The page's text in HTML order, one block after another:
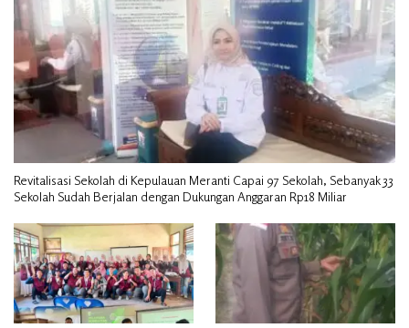
Revitalisasi Sekolah di Kepulauan Meranti Capai 97 Sekolah, Sebanyak 33
Sekolah Sudah Berjalan dengan Dukungan Anggaran Rp18 Miliar